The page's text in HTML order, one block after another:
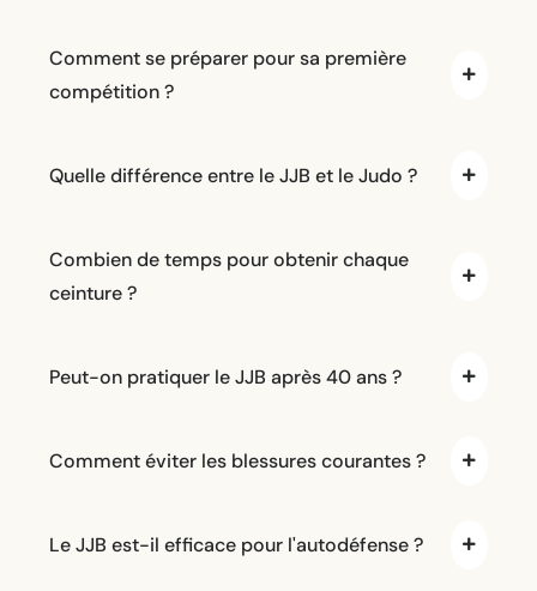
Comment se préparer pour sa première
compétition ?
Quelle différence entre le JJB et le Judo ?
Combien de temps pour obtenir chaque
ceinture ?
Peut-on pratiquer le JJB après 40 ans ?
Comment éviter les blessures courantes ?
Le JJB est-il efficace pour l'autodéfense ?